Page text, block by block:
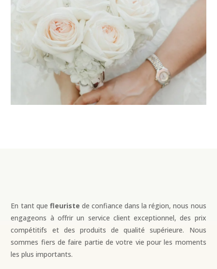
En tant que fleuriste de confiance dans la région, nous nous
engageons à offrir un service client exceptionnel, des prix
compétitifs et des produits de qualité supérieure. Nous
sommes fiers de faire partie de votre vie pour les moments
les plus importants.